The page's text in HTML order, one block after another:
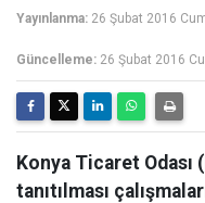
Yayınlanma: 26 Şubat 2016
Güncelleme: 26 Şubat 2016
Konya Ticaret Odası
tanıtılması